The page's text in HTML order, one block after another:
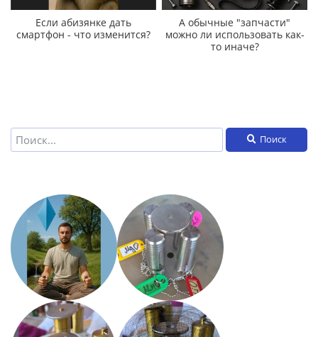
Если абизянке дать
смартфон - что изменится?
А обычные "запчасти"
можно ли использовать как-
то иначе?
Поиск